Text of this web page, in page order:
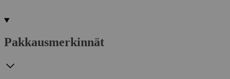
Pakkausmerkinnät